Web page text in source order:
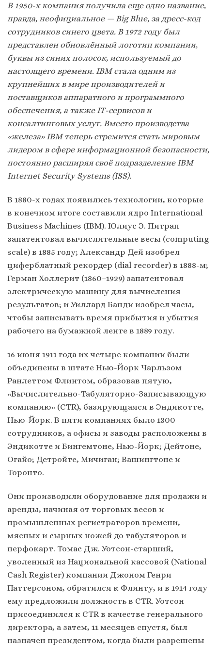
В 1950-х компания получила еще одно название,
правда, неофициальное — Big Blue, за дресс-код
сотрудников синего цвета. В 1972 году был
представлен обновлённый логотип компании,
буквы из синих полосок, используемый до
настоящего времени. IBMстала одним из
крупнейших в мире производителей и
поставщиков аппаратного и программного
обеспечения, а также IТ-сервисов и
консалтинговых услуг. Вместо производства
«железа» IBM теперь стремится стать мировым
лидером в сфере информационной безопасности,
постоянно расширяя своё подразделение IBM
Internet Security Systems (ISS).
В 1880-х годах появились технологии, которые
в конечном итоге составили ядро International
Business Machines (IBM). Юлиус Э. Питрап
запатентовал вычислительные весы (computing
scale) в 1885 году; Александр Дей изобрел
циферблатный рекордер (dial recorder) в 1888-м;
Герман Холлерит (1860–1929) запатентовал
электрическую машину для вычисления
результатов; и Уиллард Банди изобрел часы,
чтобы записывать время прибытия и убытия
рабочего на бумажной ленте в 1889 году.
16 июня 1911 года их четыре компании были
объединены в штате Нью-Йорк Чарльзом
Ранлеттом Флинтом, образовав пятую,
«Вычислительно-Табуляторно-Записывающую
компанию» (CTR), базирующаяся в Эндикотте,
Нью-Йорк. В пяти компаниях было 1300
сотрудников, а офисы и заводы расположены в
Эндикотте и Бингемтоне, Нью-Йорк; Дейтоне,
Огайо; Детройте, Мичиган; Вашингтоне и
Торонто.
Они производили оборудование для продажи и
аренды, начиная от торговых весов и
промышленных регистраторов времени,
мясных и сырных ножей до табуляторов и
перфокарт. Томас Дж. Уотсон-старший,
уволенный из Национальной кассовой (National
Cash Register) компании Джоном Генри
Паттерсоном, обратился к Флинту, и в 1914 году
ему предложили должность в CTR. Уотсон
присоединился к CTR в качестве генерального
директора, а затем, 11 месяцев спустя, был
назначен президентом, когда были разрешены